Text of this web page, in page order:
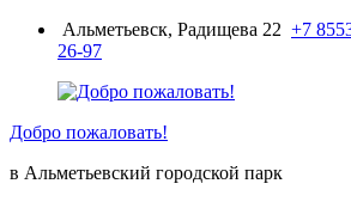
ПерейтиАльметьевск, Радищева 22 +7
26-97
Добро пожаловать!
в Альметьевский городской парк